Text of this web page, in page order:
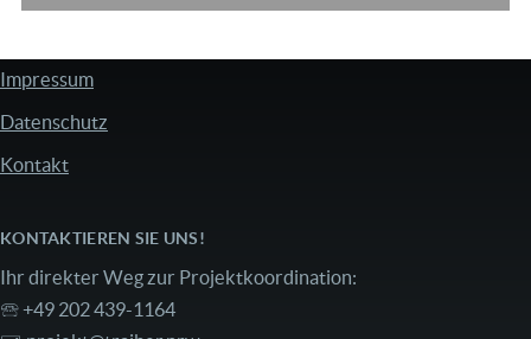
FUSSZEILE
Impressum
Datenschutz
Kontakt
KONTAKTIEREN SIE UNS!
Ihr direkter Weg zur Projektkoordination:
🕾 +49 202 439-1164